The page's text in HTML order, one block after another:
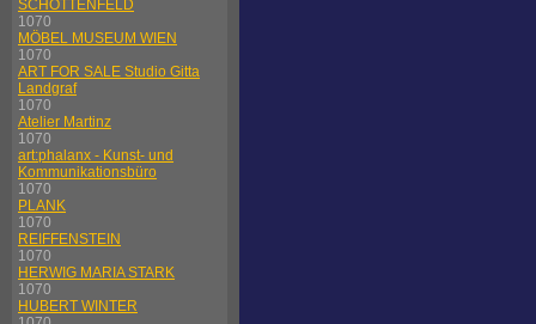
SCHOTTENFELD
1070
MÖBEL MUSEUM WIEN
1070
ART FOR SALE Studio Gitta
Landgraf
1070
Atelier Martinz
1070
art:phalanx - Kunst- und
Kommunikationsbüro
1070
PLANK
1070
REIFFENSTEIN
1070
HERWIG MARIA STARK
1070
HUBERT WINTER